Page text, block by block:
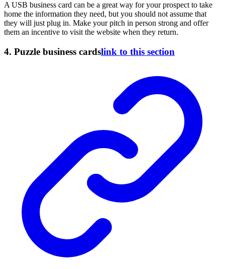
A USB business card can be a great way for your prospect to take
home the information they need, but you should not assume that
they will just plug in. Make your pitch in person strong and offer
them an incentive to visit the website when they return.
4. Puzzle business cardslink to this section